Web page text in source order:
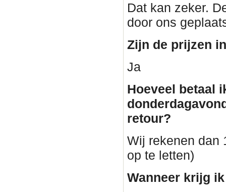
Dat kan zeker.
door ons
Zijn de prijzen
Ja
Hoeveel betaal
retour?
Wij rekenen dan
op te letten)
Wanneer krijg